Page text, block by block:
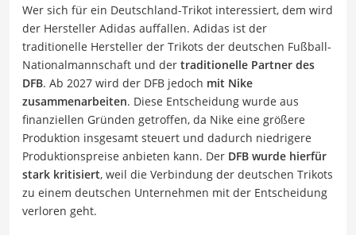
Wer sich für ein Deutschland-Trikot interessiert, dem wird
der Hersteller Adidas auffallen. Adidas ist der
traditionelle Hersteller der Trikots der deutschen Fußball-
Nationalmannschaft und der traditionelle Partner des
DFB. Ab 2027 wird der DFB jedoch mit Nike
zusammenarbeiten. Diese Entscheidung wurde aus
finanziellen Gründen getroffen, da Nike eine größere
Produktion insgesamt steuert und dadurch niedrigere
Produktionspreise anbieten kann. Der DFB wurde hierfür
stark kritisiert, weil die Verbindung der deutschen Trikots
zu einem deutschen Unternehmen mit der Entscheidung
verloren geht.